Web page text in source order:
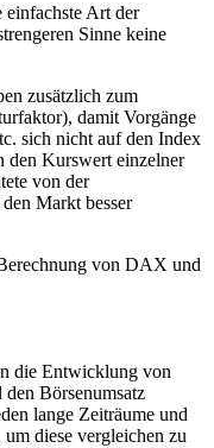
einfachste Art der
Sinne keine
zusätzlich zum
damit Vorgänge
sich nicht auf den Index
den Kurswert einzelner
von der
Markt besser
von DAX und
die Entwicklung von
Börsenumsatz
lange Zeiträume und
diese vergleichen zu